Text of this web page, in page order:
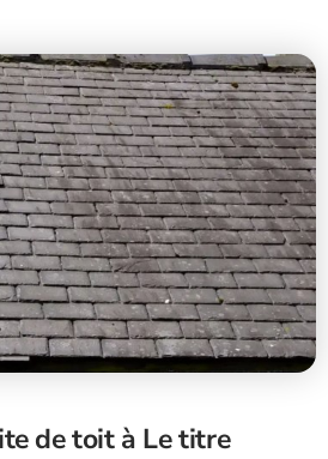
de toit à Le titre